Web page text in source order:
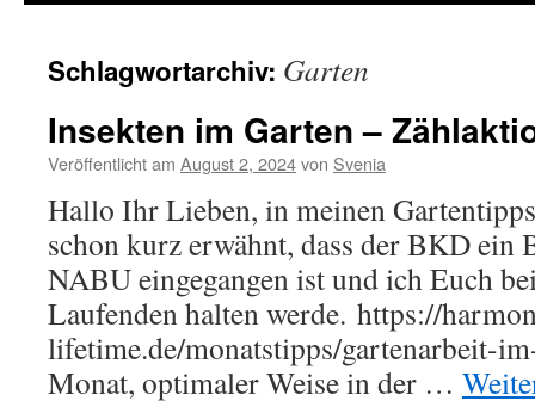
Schlagwortarchiv: Garten
Insekten im Garten –
Veröffentlicht am August 2, 2024von Svenia
Hallo Ihr Lieben, in meinen
schon kurz erwähnt, dass der BKD ein
NABU eingegangen ist und ich Euch
Laufenden halten werde. https://
lifetime.de/monatstipps/gartenarbeit-
Monat, optimaler Weise in der …